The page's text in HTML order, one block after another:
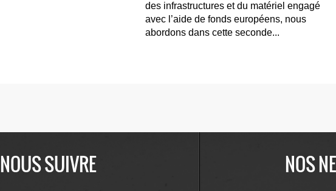
des infrastructures et du matériel engagé
avec l’aide de fonds européens, nous
abordons dans cette seconde...
NOUS SUIVRE NOS